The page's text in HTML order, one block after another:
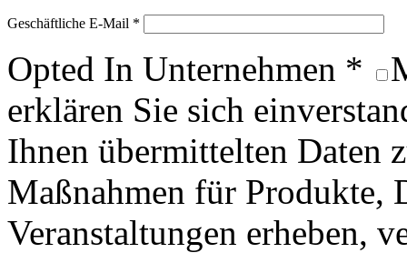
Geschäftliche E-Mail *
Opted In Unternehmen *
erklären Sie sich
Ihnen übermittelten Daten
Maßnahmen für Produkte,
Veranstaltungen erheben,